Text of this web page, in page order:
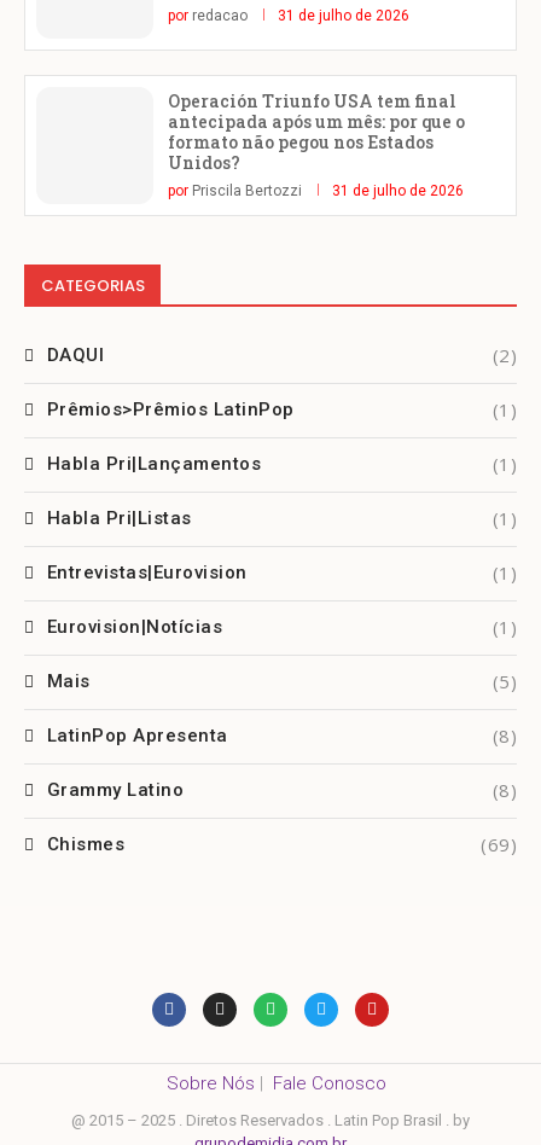
por redacao 31 de julho de 2026
Operación Triunfo USA tem final
antecipada após um mês: por que o
formato não pegou nos Estados
Unidos?
por Priscila Bertozzi 31 de julho de 2026
CATEGORIAS
DAQUI (2)
Prêmios>Prêmios LatinPop (1)
Habla Pri|Lançamentos (1)
Habla Pri|Listas (1)
Entrevistas|Eurovision (1)
Eurovision|Notícias (1)
Mais (5)
LatinPop Apresenta (8)
Grammy Latino (8)
Chismes (69)
Sobre Nós Fale Conosco
@ 2015 – 2025 . Diretos Reservados . Latin Pop Brasil . by